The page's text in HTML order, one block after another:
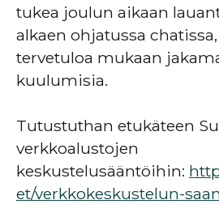
tukea joulun aikaan
alkaen ohjatussa
tervetuloa mukaan
kuulumisia.
Tutustuthan etukäteen
verkkoalustojen
keskustelusääntöihin:
et/verkkokeskustelun-